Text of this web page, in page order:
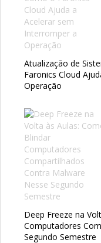
Atualização de
Faronics Cloud
Operação
Deep Freeze na
Computadores
Segundo Semestre